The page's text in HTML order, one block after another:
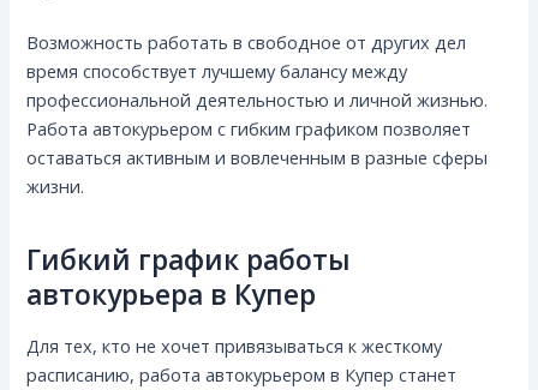
Возможность работать в свободное от других дел
время способствует лучшему балансу между
профессиональной деятельностью и личной жизнью.
Работа автокурьером с гибким графиком позволяет
оставаться активным и вовлеченным в разные сферы
жизни.
Гибкий график работы
автокурьера в Купер
Для тех, кто не хочет привязываться к жесткому
расписанию, работа автокурьером в Купер станет